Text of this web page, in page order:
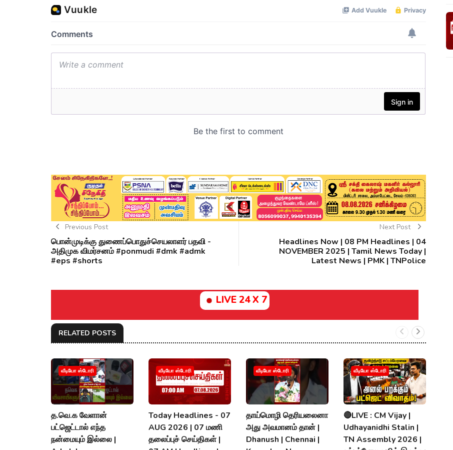
Previous Post
பொன்முடிக்கு துணைப்பொதுச்செயலாளர் பதவி -
அதிமுக விமர்சனம் #ponmudi #dmk #admk
#eps #shorts
Next Post
Headlines Now | 08 PM Headlines | 04
NOVEMBER 2025 | Tamil News Today |
Latest News | PMK | TNPolice
LIVE 24 X 7
RELATED POSTS
வீடியோ ஸ்டோரி
த.வெ.க வேளான்
பட்ஜெட்டால் எந்த
நன்மையும் இல்லை |
வீடியோ ஸ்டோரி
Today Headlines - 07
AUG 2026 | 07 மணி
தலைப்புச் செய்திகள் |
வீடியோ ஸ்டோரி
தாய்மொழி தெரியலைனா
அது அவமானம் தான் |
Dhanush | Chennai |
வீடியோ ஸ்டோரி
🔴LIVE : CM Vijay |
Udhayanidhi Stalin |
TN Assembly 2026 |